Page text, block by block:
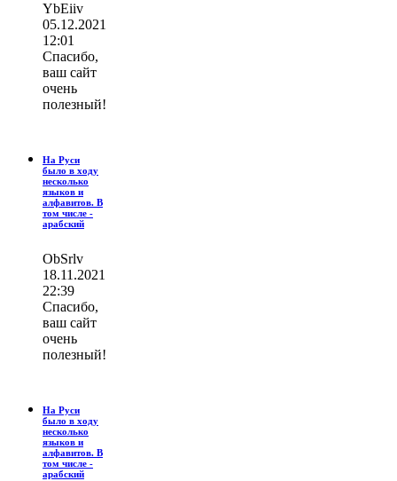
YbEiiv
05.12.2021
12:01
Спасибо,
ваш сайт
очень
полезный!
На Руси
было в ходу
несколько
языков и
алфавитов. В
том числе -
арабский
ОbSrlv
18.11.2021
22:39
Спасибо,
ваш сайт
очень
полезный!
На Руси
было в ходу
несколько
языков и
алфавитов. В
том числе -
арабский